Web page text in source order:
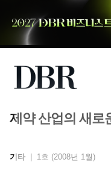
제약 산업의 새로
기타 1호 (2008년 1월)